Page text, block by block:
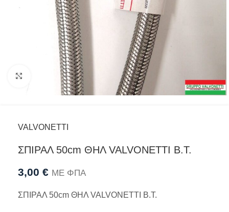
Προβολή
VALVONETTI
ΣΠΙΡΑΛ 50cm ΘΗΛ VALVONETTI B.T.
3,00 € ΜΕ ΦΠΑ
ΣΠΙΡΑΛ 50cm ΘΗΛ VALVONETTI B.T.